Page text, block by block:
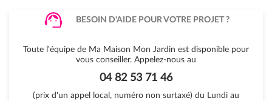
BESOIN D'AIDE POUR VOTRE PROJET ?
Toute l'équipe de Ma Maison Mon Jardin est disponible pour
vous conseiller. Appelez-nous au
04 82 53 71 46
(prix d'un appel local, numéro non surtaxé) du Lundi au